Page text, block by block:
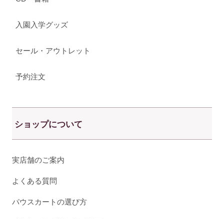
入園入学グッズ
セール・アウトレット
予約注文
ショップについて
実店舗のご案内
よくある質問
パウスカートの選び方